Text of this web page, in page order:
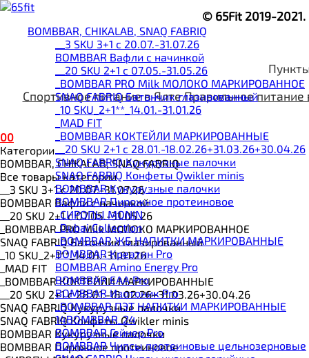
BOMBBAR, CHIKALAB, SNAQ FABRIQ
__3 SKU 3+1 с 20.07.-31.07.26
BOMBBAR Вафли с начинкой
__20 SKU 2+1 с 07.05.-31.05.26
_BOMBBAR PRO Milk МОЛОКО МАРКИРОВАННОЕ
SNAQ FABRIQ Батончик глазированный
_10 SKU_2+1**_14.01.-31.01.26
_MAD FIT
_BOMBBAR КОКТЕЙЛИ МАРКИРОВАННЫЕ
__20 SKU 2+1 с 28.01.-18.02.26+31.03.26+30.04.26
SNAQ FABRIQ Кукурузные палочки
SNAQ FABRIQ Конфеты Qwikler minis
BOMBBAR Кукурузные палочки
BOMBBAR Пирожное протеиновое
_CИРОПЫ MONIN
_Dubai Collection
_BOMBBAR ЖБ НАПИТКИ МАРКИРОВАННЫЕ
BOMBBAR Креатин Pro
BOMBBAR Amino Energy Pro
BOMBBAR EAA Pro
BOMBBAR Изотоник Pro
_BOMBBAR ПЭТ НАПИТКИ МАРКИРОВАННЫЕ
14BOMBBAR_24
BOMBBAR Гейнер Pro
BOMBBAR Чипсы протеиновые цельнозерновые
© 65Fit 2019-
Спортивное питание в ЯлтеПравильное питание
00
Категории
BOMBBAR, CHIKALAB, SNAQ FABRIQ
Все товары категории
__3 SKU 3+1 с 20.07.-31.07.26
BOMBBAR Вафли с начинкой
__20 SKU 2+1 с 07.05.-31.05.26
_BOMBBAR PRO Milk МОЛОКО МАРКИРОВАННОЕ
SNAQ FABRIQ Батончик глазированный
_10 SKU_2+1**_14.01.-31.01.26
_MAD FIT
_BOMBBAR КОКТЕЙЛИ МАРКИРОВАННЫЕ
__20 SKU 2+1 с 28.01.-18.02.26+31.03.26+30.04.26
SNAQ FABRIQ Кукурузные палочки
SNAQ FABRIQ Конфеты Qwikler minis
BOMBBAR Кукурузные палочки
BOMBBAR Пирожное протеиновое